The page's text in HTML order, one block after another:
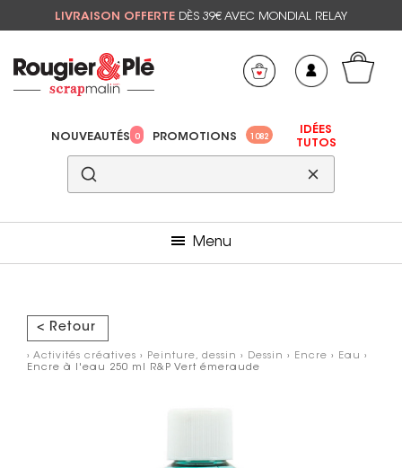
LIVRAISON OFFERTE DÈS 39€ AVEC MONDIAL RELAY
NOUVEAUTÉS 0 PROMOTIONS 1082
IDÉES
TUTOS
Menu
< Retour
› Activités créatives › Peinture, dessin › Dessin › Encre › Eau ›
Encre à l'eau 250 ml R&P Vert émeraude